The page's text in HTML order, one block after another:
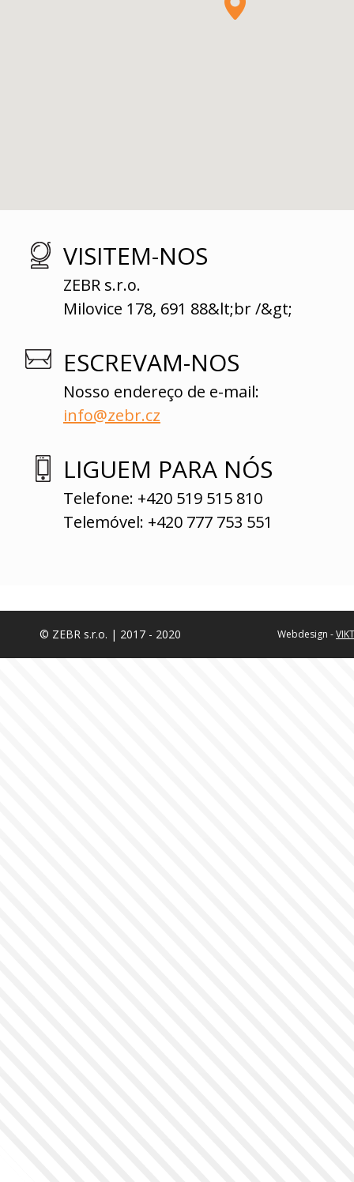
VISITEM-NOS
ZEBR s.r.o.
Milovice 178, 691 88&lt;br /&gt;
ESCREVAM-NOS
Nosso endereço de e-mail:
info@zebr.cz
LIGUEM PARA NÓS
Telefone: +420 519 515 810
Telemóvel: +420 777 753 551
© ZEBR s.r.o. | 2017 - 2020 Webdesign -